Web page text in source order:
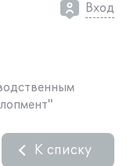
Вход
К списку